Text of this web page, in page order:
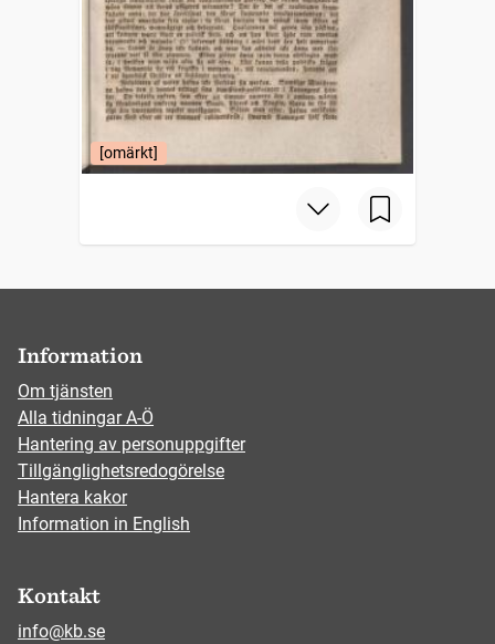
[omärkt]
Information
Om tjänsten
Alla tidningar A-Ö
Hantering av personuppgifter
Tillgänglighetsredogörelse
Hantera kakor
Information in English
Kontakt
info@kb.se